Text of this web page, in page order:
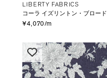
LIBERTY FABRICS
コーラ イズリントン・ブロード
¥4,070/m